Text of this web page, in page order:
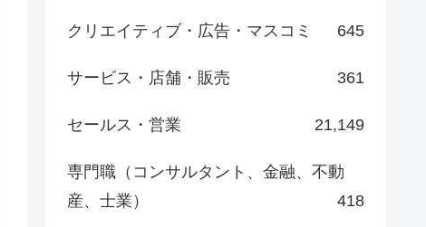
クリエイティブ・広告・マスコミ 645
サービス・店舗・販売 361
セールス・営業 21,149
専門職（コンサルタント、金融、不動
産、士業）
418